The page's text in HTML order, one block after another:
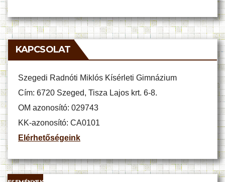
KAPCSOLAT
Szegedi Radnóti Miklós Kísérleti Gimnázium
Cím: 6720 Szeged, Tisza Lajos krt. 6-8.
OM azonosító: 029743
KK-azonosító: CA0101
Elérhetőségeink